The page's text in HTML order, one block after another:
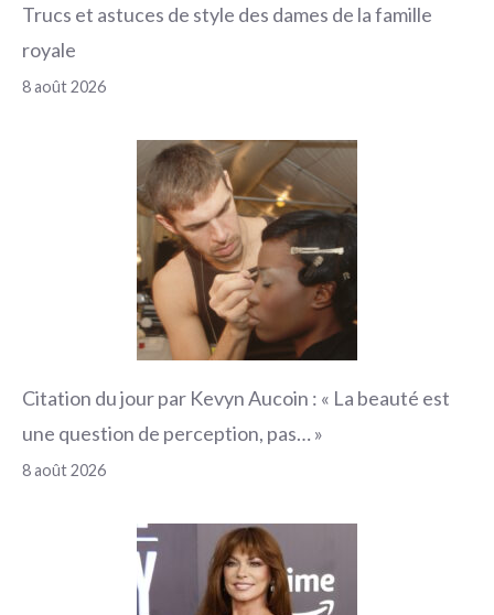
Trucs et astuces de style des dames de la famille
royale
8 août 2026
Citation du jour par Kevyn Aucoin : « La beauté est
une question de perception, pas… »
8 août 2026